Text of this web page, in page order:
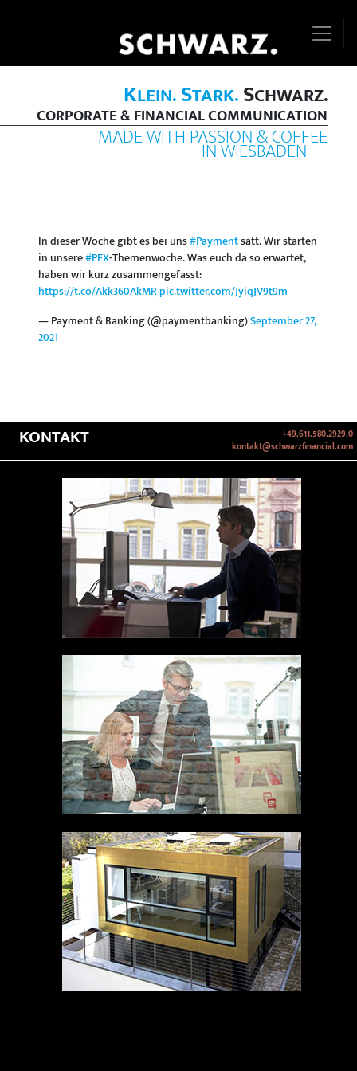
KLEIN.STARK.SCHWARZ.
CORPORATE & FINANCIAL COMMUNICATION
MADE WITH PASSION & COFFEE
IN WIESBADEN
In dieser Woche gibt es bei uns#Paymentsatt. Wir starten
in unsere#PEX-Themenwoche. Was euch da so erwartet,
haben wir kurz zusammengefasst:
https://t.co/Akk360AkMRpic.twitter.com/JyiqJV9t9m
— Payment & Banking (@paymentbanking)September 27,
2021
KONTAKT
+49.611.580.2929.0
kontakt@schwarzfinancial.com